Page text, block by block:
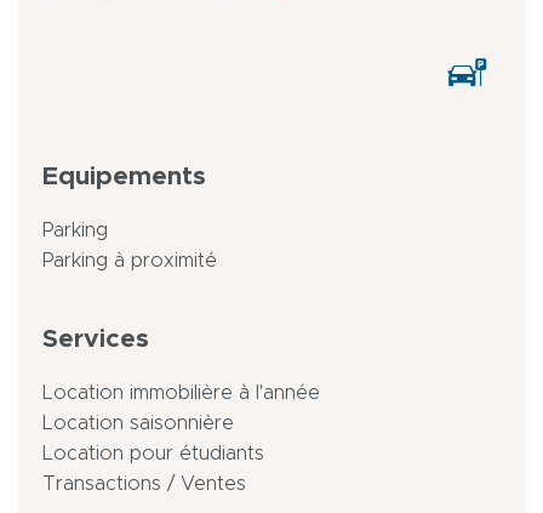
Equipements
Parking
Parking à proximité
Services
Location immobilière à l'année
Location saisonnière
Location pour étudiants
Transactions / Ventes